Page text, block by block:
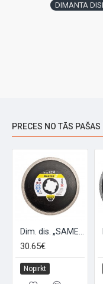
DIMANTA
PRECES NO TĀS
30.65€
Nopirkt